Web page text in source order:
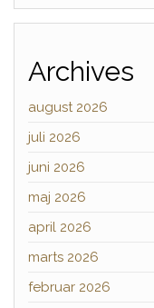
Archives
august 2026
juli 2026
juni 2026
maj 2026
april 2026
marts 2026
februar 2026